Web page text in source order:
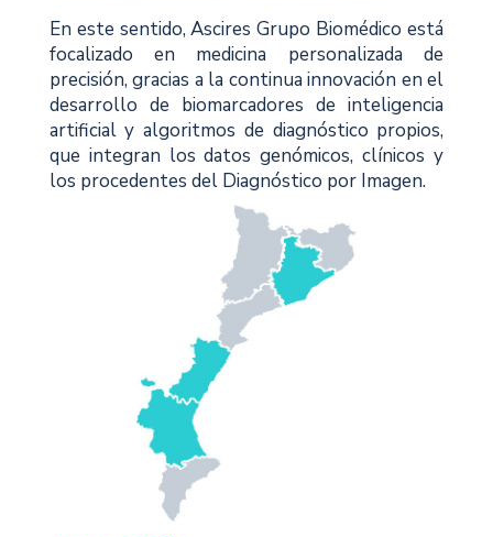
En este sentido, Ascires Grupo Biomédico está
focalizado en medicina personalizada de
precisión, gracias a la continua innovación en el
desarrollo de biomarcadores de inteligencia
artificial y algoritmos de diagnóstico propios,
que integran los datos genómicos, clínicos y
los procedentes del Diagnóstico por Imagen.